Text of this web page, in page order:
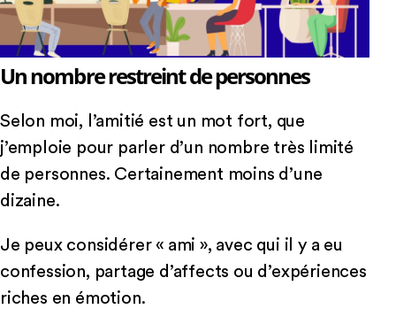
Un nombre restreint de personnes
Selon moi, l’amitié est un mot fort, que
j’emploie pour parler d’un nombre très limité
de personnes. Certainement moins d’une
dizaine.
Je peux considérer « ami », avec qui il y a eu
confession, partage d’affects ou d’expériences
riches en émotion.